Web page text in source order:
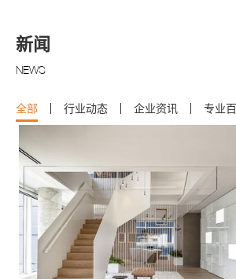
新闻
NEWS
全部 行业动态 企业资讯 专业